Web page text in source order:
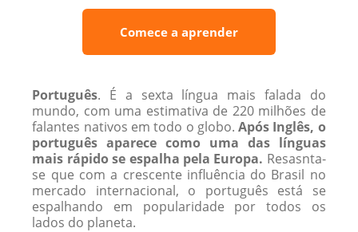
Comece a aprender
Português. É a sexta língua mais falada do
mundo, com uma estimativa de 220 ​​milhões de
falantes nativos em todo o globo.Após Inglês, o
português aparece como uma das línguas
mais rápido se espalha pela Europa. Resasnta-
se que com a crescente influência do Brasil no
mercado internacional, o português está se
espalhando em popularidade por todos os
lados do planeta.